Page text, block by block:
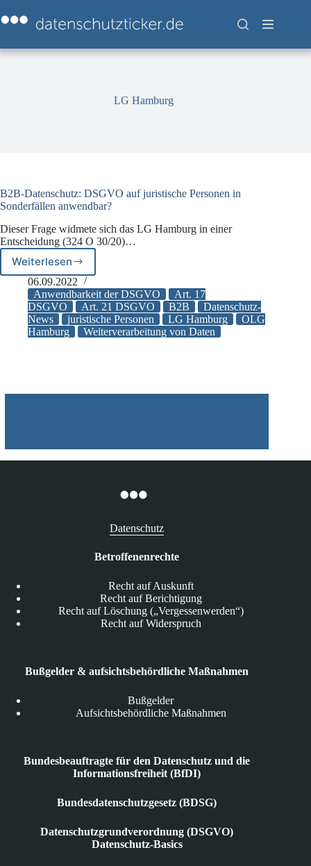
Inhalt
springen
LG Hamburg
B2B-Datenschutz: DSGVO auf juristische Personen in
Sonderfällen anwendbar?
Dieser Frage widmete sich das LG Hamburg in einer
Entscheidung (324 O 30/20)…
Weiterlesen
B2B-
Datenschutz:
DSGVO
auf
juristische
Personen
06.09.2022
Anwendbarkeit der DSGVO
Art. 17
DSGVO
Art. 21 DSGVO B2B
Datenschutz-
News
juristische Personen LG Hamburg
OLG
Hamburg
Weiterverarbeitung von Daten
Datenschutz
Betroffenenrechte
Recht auf Auskunft
Recht auf Berichtigung
Recht auf Löschung („Vergessenwerden“)
Recht auf Widerspruch
Bußgelder & aufsichtsbehördliche Maßnahmen
Bußgelder
Aufsichtsbehördliche Maßnahmen
Bundesbeauftragte für den Datenschutz und die
Informationsfreiheit (BfDI)
Bundesdatenschutzgesetz (BDSG)
Datenschutzgrundverordnung (DSGVO)
Datenschutz-Basics